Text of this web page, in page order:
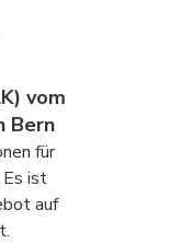
vom
Bern
für
ist
auf